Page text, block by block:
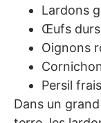
Lardons
Œufs
Oignons
Persil
Dans un